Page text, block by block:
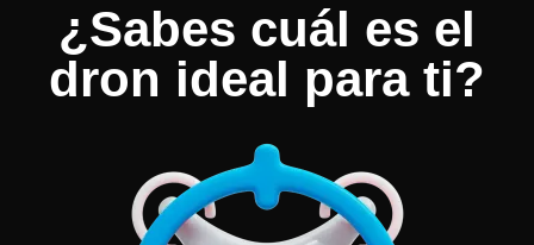
¿Sabes cuál es el
dron ideal para ti?​